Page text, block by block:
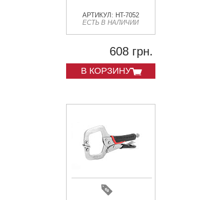
АРТИКУЛ: HT-7052
ЕСТЬ В НАЛИЧИИ
608 грн.
В КОРЗИНУ